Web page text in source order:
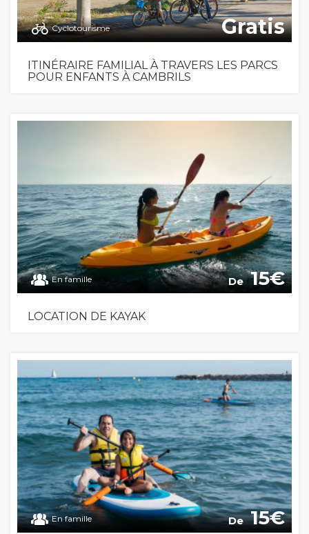
Cyclotourisme Gratis
ITINÉRAIRE FAMILIAL À TRAVERS LES PARCS
POUR ENFANTS À CAMBRILS
En famille De 15
LOCATION DE KAYAK
En famille De 15